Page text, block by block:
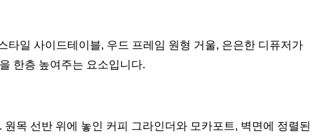
타일 사이드테이블, 우드 프레임 원형 거울, 은은한 디퓨저가
한층 높여주는 요소입니다.
목 선반 위에 놓인 커피 그라인더와 모카포트, 벽면에 정렬된